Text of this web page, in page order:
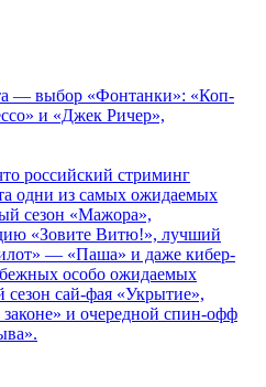
— выбор «Фонтанки»: «Коп-
и «Джек Ричер»,
российский стриминг
одни из самых ожидаемых
сезон «Мажора»,
«Зовите Витю!», лучший
— «Паша» и даже кибер-
особо ожидаемых
сезон сай-фая «Укрытие»,
и очередной спин-офф